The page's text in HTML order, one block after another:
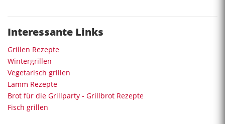
Interessante Links
Grillen Rezepte
Wintergrillen
Vegetarisch grillen
Lamm Rezepte
Brot für die Grillparty - Grillbrot Rezepte
Fisch grillen